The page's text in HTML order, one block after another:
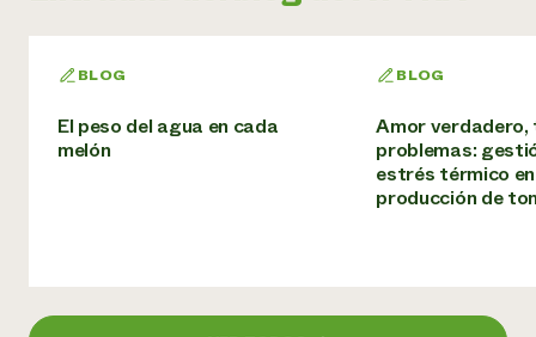
BLOG
El peso del agua en cada
melón
BLOG
Amor
problemas:
estrés térmico
producción de